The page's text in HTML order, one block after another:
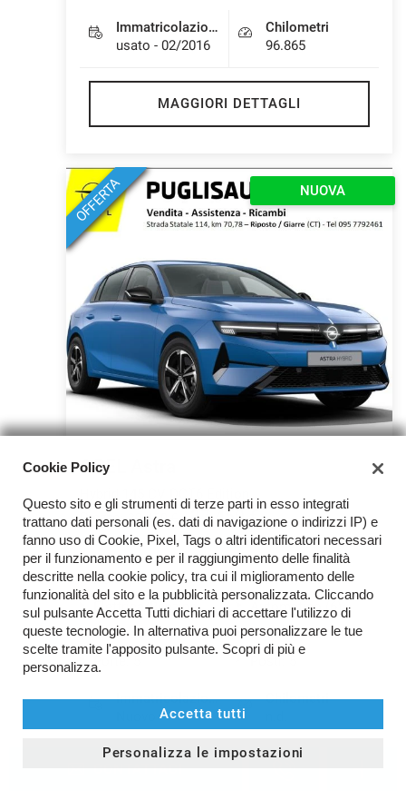
Immatricolazione
usato - 02/2016
Chilometri
96.865
MAGGIORI DETTAGLI
OFFERTA NUOVA
OPEL Astra
Prezzo: 32.450 € 27.450 €
Tua da380 €/ mese Calcola il finanziamento
Iva esposta: Sì
100 KW/136 CV
Elettrica/Benzina
Automatico (6)
1.199 cc
Di serie pastello
Porte: 5
Posti: 5
Immatricolazione
Chilometri
Cookie Policy
Questo sito e gli strumenti di terze parti in esso integrati
trattano dati personali (es. dati di navigazione o indirizzi IP) e
fanno uso di Cookie, Pixel, Tags o altri identificatori necessari
per il funzionamento e per il raggiungimento delle finalità
descritte nella cookie policy, tra cui il miglioramento delle
funzionalità del sito e la pubblicità personalizzata. Cliccando
sul pulsante Accetta Tutti dichiari di accettare l'utilizzo di
queste tecnologie. In alternativa puoi personalizzare le tue
scelte tramite l'apposito pulsante. Scopri di più e
personalizza.
Accetta tutti
Personalizza le impostazioni